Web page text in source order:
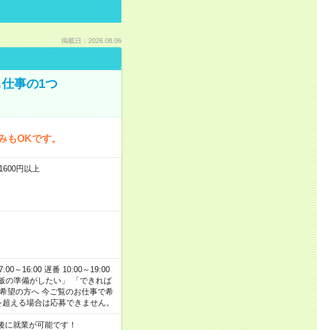
掲載日：2026.08.06
事の1つ
OKです。
円以上
～16:00 遅番 10:00～19:00
の準備がしたい」 「できれば
望の方へ 今ご覧のお仕事で希
える場合は応募できません。
就業が可能です！